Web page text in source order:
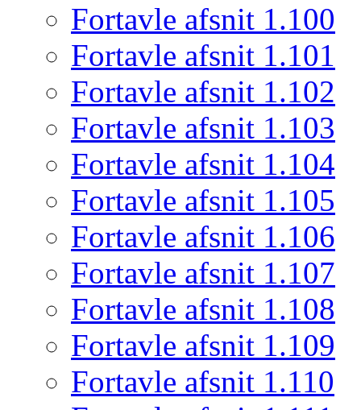
Fortavle afsnit 1.100
Fortavle afsnit 1.101
Fortavle afsnit 1.102
Fortavle afsnit 1.103
Fortavle afsnit 1.104
Fortavle afsnit 1.105
Fortavle afsnit 1.106
Fortavle afsnit 1.107
Fortavle afsnit 1.108
Fortavle afsnit 1.109
Fortavle afsnit 1.110